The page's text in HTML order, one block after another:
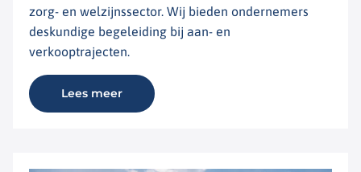
zorg- en welzijnssector. Wij bieden ondernemers
deskundige begeleiding bij aan- en
verkooptrajecten.
Lees meer